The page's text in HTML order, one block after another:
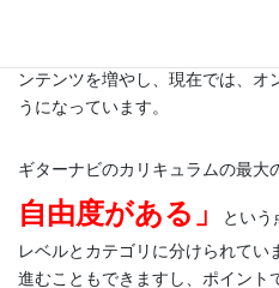
ンテンツを増やし、現在では、オ
うになっています。
ギターナビのカリキュラムの最大
自由度がある」
という
レベルとカテゴリに分けられてい
進むこともできますし、ポイント